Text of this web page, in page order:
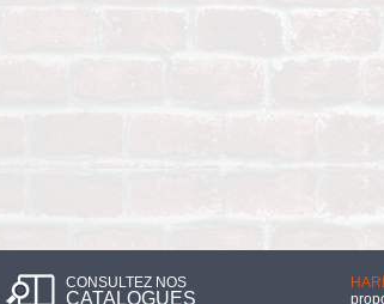
CONSULTEZ NOS
CATALOGUES